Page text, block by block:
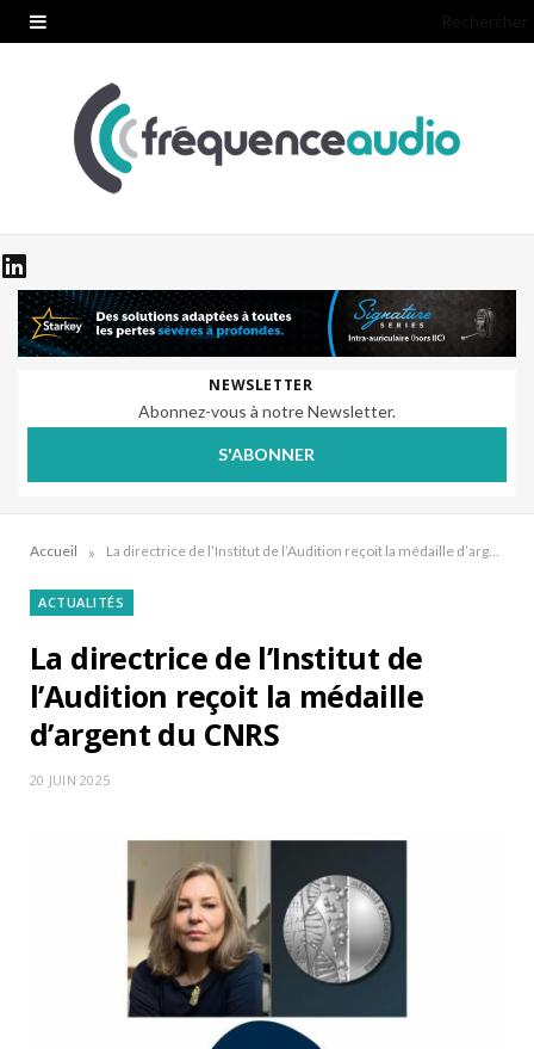
NEWSLETTER
Abonnez-vous à notre Newsletter.
S'ABONNER
Accueil » La directrice de l’Institut de l’Audition reçoit la médaille d’argent du CNRS
ACTUALITÉS
La directrice de l’Institut de
l’Audition reçoit la médaille
d’argent du CNRS
20 JUIN 2025